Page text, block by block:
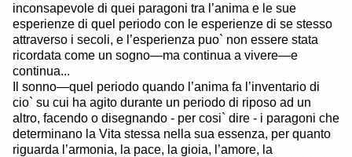
inconsapevole di quei paragoni tra l’anima e le sue
esperienze di quel periodo con le esperienze di se stesso
attraverso i secoli, e l’esperienza puo` non essere stata
ricordata come un sogno—ma continua a vivere—e
continua...
Il sonno—quel periodo quando l’anima fa l’inventario di
cio` su cui ha agito durante un periodo di riposo ad un
altro, facendo o disegnando - per cosi` dire - i paragoni che
determinano la Vita stessa nella sua essenza, per quanto
riguarda l’armonia, la pace, la gioia, l’amore, la